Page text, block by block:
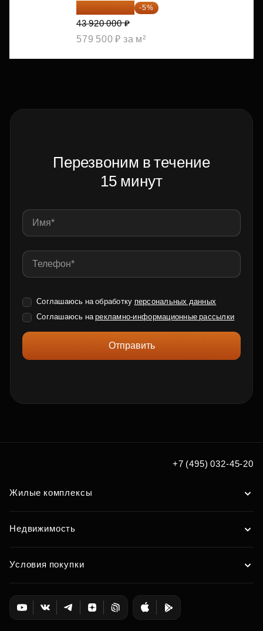
41 724 000 ₽ -5%
43 920 000 ₽
579 500 ₽ за м²
Перезвоним в течение
15 минут
Соглашаюсь на обработку персональных данных
Соглашаюсь нарекламно-информационные рассылки
Отправить
+7 (495) 032-45-20
Жилые комплексы
Недвижимость
Условия покупки